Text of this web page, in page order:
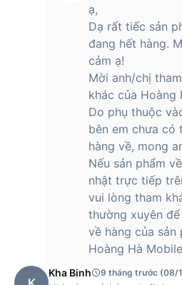
để tối ưu không gian hiển thị.
Note 40 Pro là mặt lưng bóng
màu sắc bắt mắt với hiệu ứng đổi
là một món đồ công nghệ mà
toát lên vẻ đẹp sang trọng và
Màn hình AMOLED 6.78
tới 1 tỷ màu sắc rực rỡ
Điện thoại Infinix Note 40 Pro
xuất trang bị cho màn hình kích
là kích thước màn hình khá lớn
thoải mái khi vuốt, chạm hoặc
AMOLED cùng với độ phân giải
năng hiển thị sắc nét đến từng chi
120Hz. Đây là ưu điểm nổi bật
ạ,
Dạ rất tiếc sản
đang hết hàng.
cảm ạ!
Mời anh/chị
khác của Hoàng
Do phụ thuộc
bên em chưa có
hàng về, mong
Nếu sản phẩm
nhật trực tiếp
vui lòng tham
thường xuyên
về hàng của sản
Hoàng Hà
Kha Binh 9 tháng trước (08/